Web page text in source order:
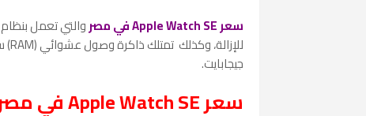
سعر Apple Watch SE في مصر
جيجابايت.
سعر Apple Watch SE في مصر